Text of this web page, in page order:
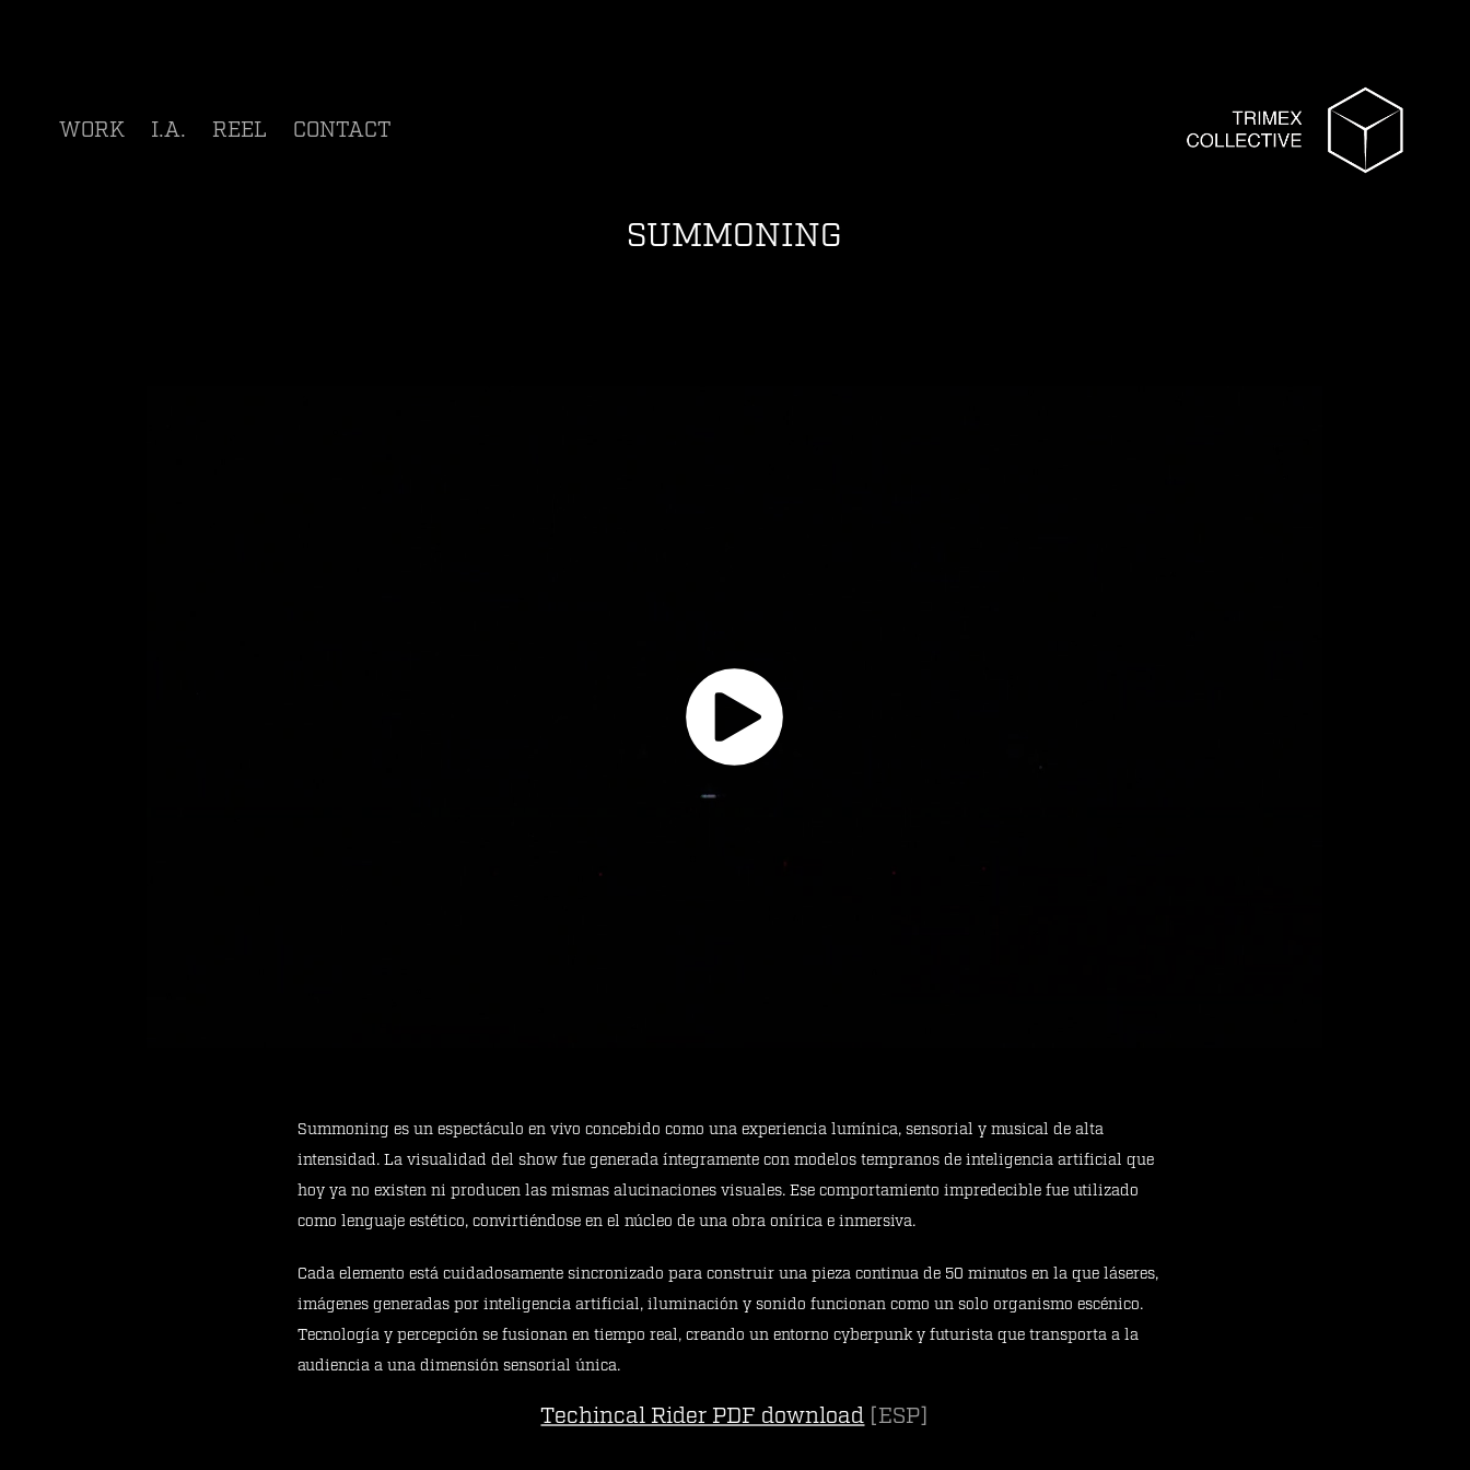
WORK I.A. REEL CONTACT
SUMMONING
Summoning es un espectáculo en vivo concebido como una experiencia lumínica, sensorial y musical de alta
intensidad. La visualidad del show fue generada íntegramente con modelos tempranos de inteligencia artificial que
hoy ya no existen ni producen las mismas alucinaciones visuales. Ese comportamiento impredecible fue utilizado
como lenguaje estético, convirtiéndose en el núcleo de una obra onírica e inmersiva.
Cada elemento está cuidadosamente sincronizado para construir una pieza continua de 50 minutos en la que láseres,
imágenes generadas por inteligencia artificial, iluminación y sonido funcionan como un solo organismo escénico.
Tecnología y percepción se fusionan en tiempo real, creando un entorno cyberpunk y futurista que transporta a la
audiencia a una dimensión sensorial única.
Techincal Rider PDF download [ESP]